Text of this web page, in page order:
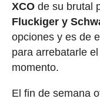
XCOde su brutal
Fluckiger y
opciones y es de
para arrebatarle
momento.
El fin de semana